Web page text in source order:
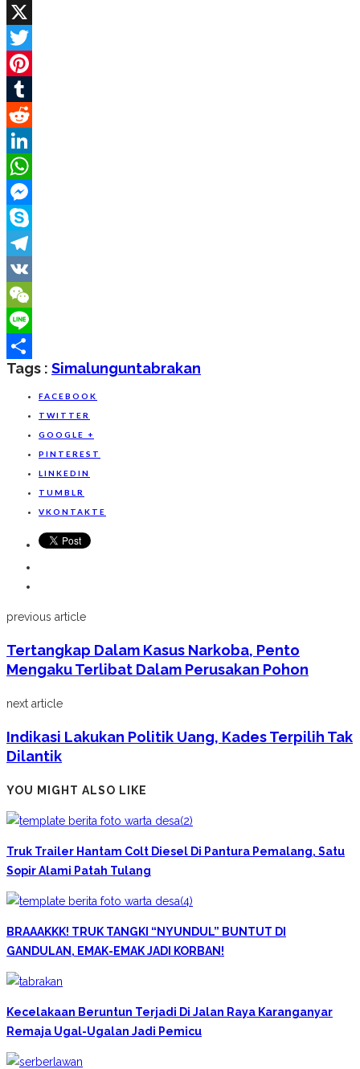
Facebook
X
Twitter
Pinterest
Tumblr
Reddit
LinkedIn
WhatsApp
Messenger
Skype
Telegram
VK
WeChat
Line
Share
Tags : SimalungunTabrakan
FACEBOOK
TWITTER
GOOGLE +
PINTEREST
LINKEDIN
TUMBLR
VKONTAKTE
previous article
Tertangkap Dalam Kasus Narkoba, Pento
Mengaku Terlibat Dalam Perusakan Pohon
next article
Indikasi Lakukan Politik Uang, Kades Terpilih Tak
Dilantik
YOU MIGHT ALSO LIKE
Truk Trailer Hantam Colt Diesel Di Pantura Pemalang, Satu
Sopir Alami Patah Tulang
BRAAAKKK! TRUK TANGKI “NYUNDUL” BUNTUT DI
GANDULAN, EMAK-EMAK JADI KORBAN!
Kecelakaan Beruntun Terjadi Di Jalan Raya Karanganyar
‎Remaja Ugal-Ugalan Jadi Pemicu